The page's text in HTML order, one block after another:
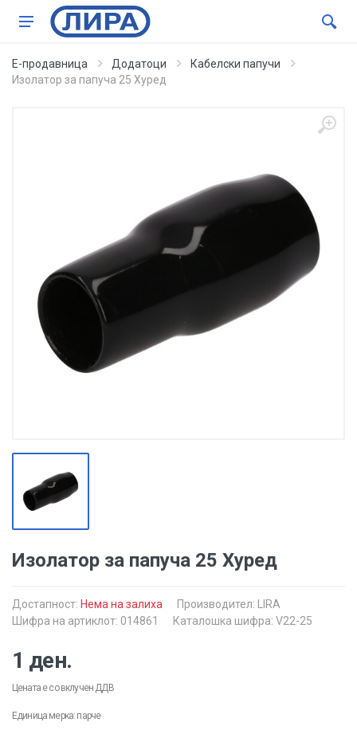
Е-продавница Додатоци
Кабелски папучи
Изолатор за папуча 25 Хуред
Изолатор за папуча 25 Хуред
Достапност: Нема на залиха Производител:
LIRA
Шифра на артиклот: 014861
Каталошка шифра: V22-25
1 ден.
Цената е со вклучен ДДВ
Единица мерка: парче